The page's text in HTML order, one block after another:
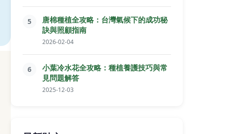
5
唐棉種植全攻略：台灣氣候下的成功秘
訣與照顧指南
2026-02-04
6
小葉冷水花全攻略：種植養護技巧與常
見問題解答
2025-12-03